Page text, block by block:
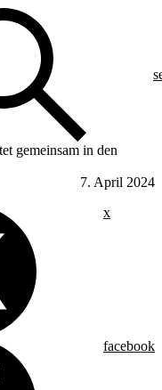
gemeinsam in den
7. April 2024
x
facebook